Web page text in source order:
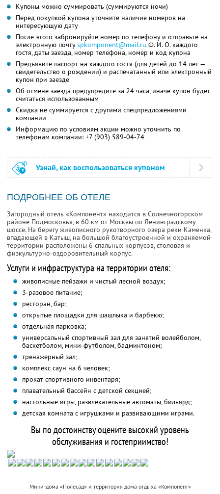
Купоны можно суммировать (суммируются ночи)
Перед покупкой купона уточните наличие номеров на
интересующую дату
После этого забронируйте номер по телефону и отправьте на
электронную почтуspkomponent@mail.ru Ф. И. О.каждого
гостя, даты заезда, номер телефона, номер и код купона
Предъявите паспорт на каждого гостя (для детей до 14 лет —
свидетельство о рождении) и распечатанный или электронный
купон при заезде
Об отмене заезда предупредите за 24 часа, иначе купон будет
считаться использованным
Скидка не суммируется с другими спецпредложениями
компании
Информацию по условиям акции можно уточнить по
телефонам компании: +7 (903) 589-04-74
Узнай, как воспользоваться купоном
ПОДРОБНЕЕ ОБ ОТЕЛЕ
Загородный отель «Компонент» находится в Солнечногорском
районе Подмосковья, в 60 км от Москвы по Ленинградскому
шоссе. На берегу живописного рукотворного озера реки Каменка,
впадающей в Катыш, на большой благоустроенной и охраняемой
территории расположены 6 спальных корпусов, столовая и
физкультурно-оздоровительный корпус.
Услуги и инфраструктура на территории отеля:
живописные пейзажи и чистый лесной воздух;
3-разовое питание;
ресторан, бар;
открытые площадки для шашлыка и барбекю;
отдельная парковка;
универсальный спортивный зал для занятий волейболом,
баскетболом, мини-футболом, бадминтоном;
тренажерный зал;
комплекс саун на 6 человек;
прокат спортивного инвентаря;
плавательный бассейн с детской секцией;
настольные игры, развлекательные автоматы, бильярд;
детская комната с игрушками и развивающими играми.
Вы по достоинству оцените высокий уровень
обслуживания и гостеприимство!
Мини-дома «Полесад» и территория дома отдыха «Компонент»